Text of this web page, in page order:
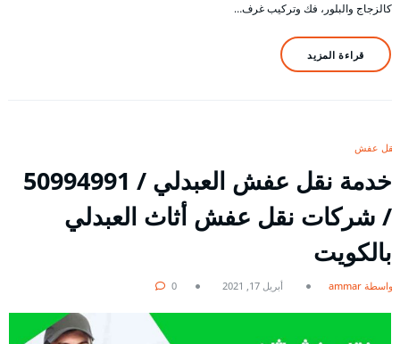
كالزجاج والبلور، فك وتركيب غرف…
قراءة المزيد
نقل عفش
خدمة نقل عفش العبدلي / 50994991
/ شركات نقل عفش أثاث العبدلي
بالكويت
بواسطة ammar أبريل 17, 2021 0